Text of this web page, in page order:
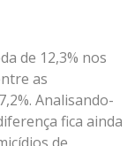
de 12,3% nos
as
Analisando-
fica ainda